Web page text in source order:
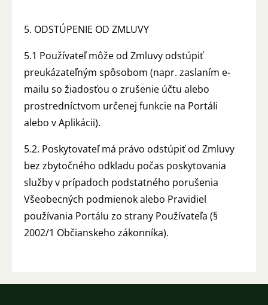
5. ODSTÚPENIE OD ZMLUVY
5.1 Používateľ môže od Zmluvy odstúpiť
preukázateľným spôsobom (napr. zaslaním e-
mailu so žiadosťou o zrušenie účtu alebo
prostredníctvom určenej funkcie na Portáli
alebo v Aplikácii).
5.2. Poskytovateľ má právo odstúpiť od Zmluvy
bez zbytočného odkladu počas poskytovania
služby v prípadoch podstatného porušenia
Všeobecných podmienok alebo Pravidiel
používania Portálu zo strany Používateľa (§
2002/1 Občianskeho zákonníka).